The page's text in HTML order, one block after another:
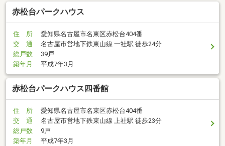
赤松台パークハウス
住 所
愛知県名古屋市名東区赤松台404番
交 通
名古屋市営地下鉄東山線 一社駅 徒歩24分
総戸数
39戸
築年月
平成7年3月
赤松台パークハウス四番館
住 所
愛知県名古屋市名東区赤松台404番
交 通
名古屋市営地下鉄東山線 上社駅 徒歩23分
総戸数
9戸
築年月
平成7年3月